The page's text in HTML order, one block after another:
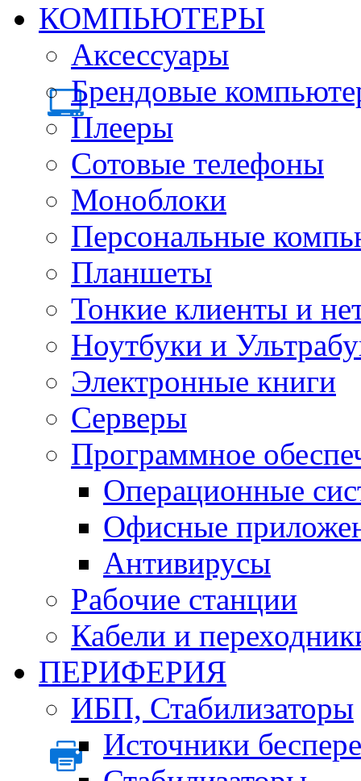
КОМПЬЮТЕРЫ
Аксессуары
Брендовые
Плееры
Сотовые телефоны
Моноблоки
Персональные
Планшеты
Тонкие клиенты и
Ноутбуки и
Электронные книги
Серверы
Программное
Операционные
Офисные
Антивирусы
Рабочие станции
Кабели и
ПЕРИФЕРИЯ
ИБП, Стабилизаторы
Источники